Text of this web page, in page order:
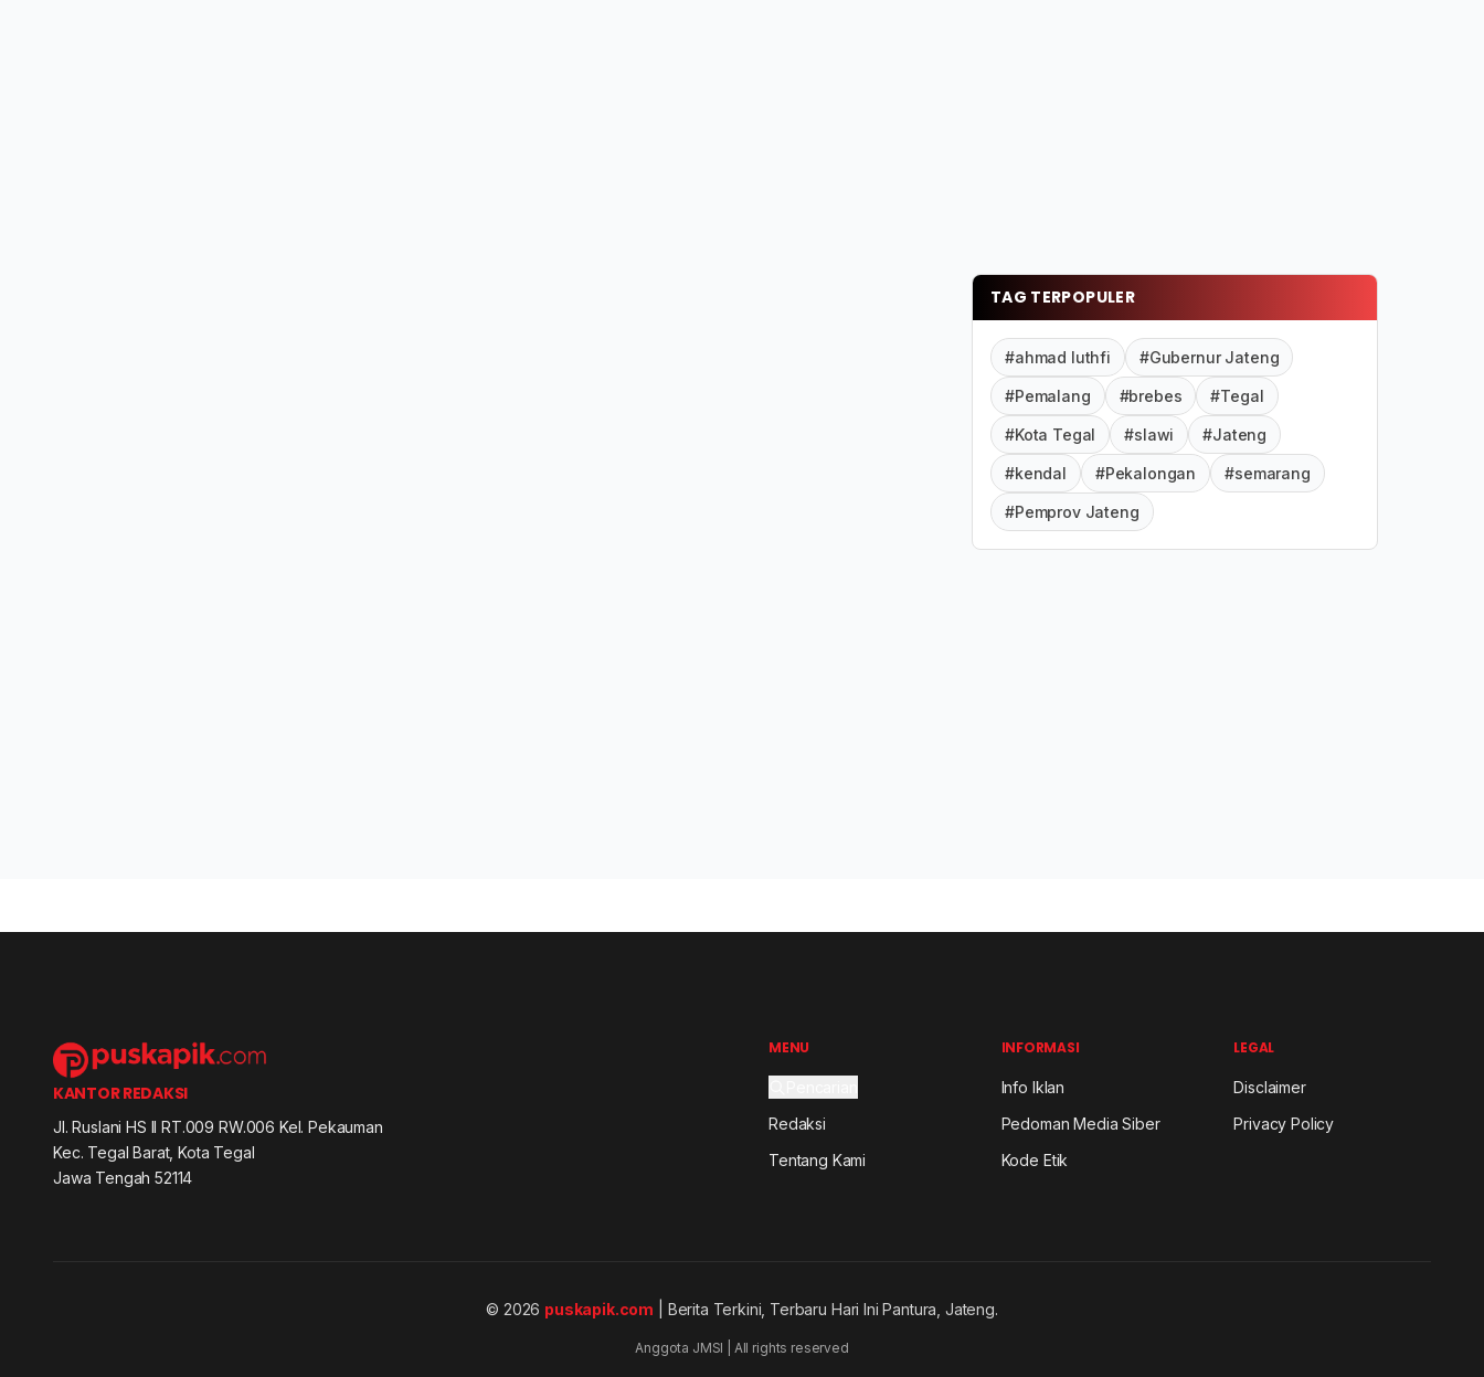
TAG TERPOPULER
#ahmad luthfi #Gubernur Jateng
#Pemalang #brebes #Tegal
#Kota Tegal #slawi #Jateng
#kendal #Pekalongan #semarang
#Pemprov Jateng
KANTOR REDAKSI
Jl. Ruslani HS II RT.009 RW.006 Kel. Pekauman
Kec. Tegal Barat, Kota Tegal
Jawa Tengah 52114
MENU
Redaksi
Tentang Kami
INFORMASI
Info Iklan
Pedoman Media Siber
Kode Etik
LEGAL
Disclaimer
Privacy Policy
© 2026 puskapik.com | Berita Terkini, Terbaru Hari Ini Pantura, Jateng.
Anggota JMSI | All rights reserved